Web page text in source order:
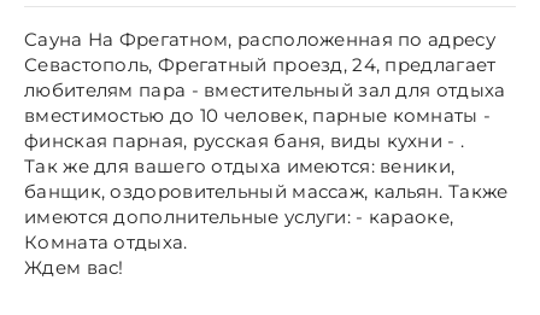
Cауна На Фрегатном, расположенная по адресу
Севастополь, Фрегатный проезд, 24, предлагает
любителям пара - вместительный зал для отдыха
вместимостью до 10 человек, парные комнаты -
финская парная, русская баня, виды кухни - .
Так же для вашего отдыха имеются: веники,
банщик, оздоровительный массаж, кальян. Также
имеются дополнительные услуги: - караоке,
Комната отдыха.
Ждем вас!